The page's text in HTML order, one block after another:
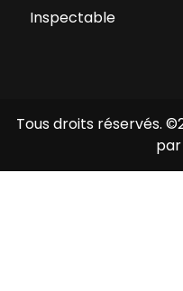
Inspectable
Tous droits réservés.
par